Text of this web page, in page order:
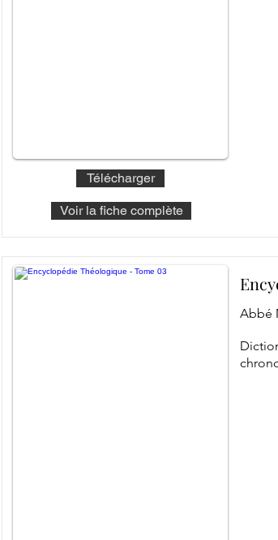
Télécharger
Voir la fiche complète
Abbé